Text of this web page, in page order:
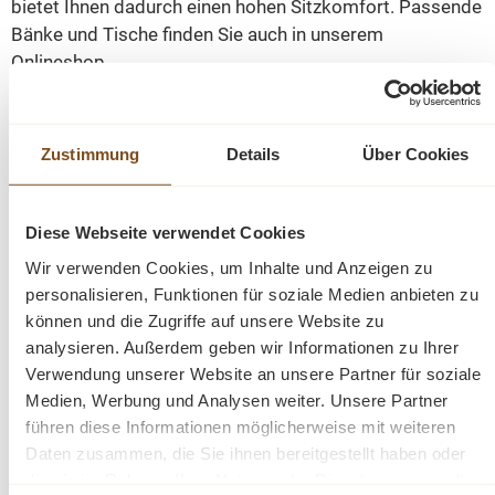
Zustimmung Details Über Cookies
Diese Webseite verwendet Cookies
Wir verwenden Cookies, um Inhalte und Anzeigen zu
personalisieren, Funktionen für soziale Medien anbieten zu
können und die Zugriffe auf unsere Website zu
analysieren. Außerdem geben wir Informationen zu Ihrer
Verwendung unserer Website an unsere Partner für soziale
Medien, Werbung und Analysen weiter. Unsere Partner
führen diese Informationen möglicherweise mit weiteren
Daten zusammen, die Sie ihnen bereitgestellt haben oder
bietet Ihnen dadurch einen hohen Sitzkomfort. Passende
Bänke und Tische finden Sie auch in unserem
Onlineshop.
Stil. Teakholz Möbel eignet sich sowohl für den Innen als
auch dem Außenbereich. Von modern bis ländlich, von
Gartenmöbeln sind sehr umfangreich. Tische und Bänke
sind in vielen Maßen erhältlich. Teakholz ist ein dichtes
Hartholz mit einem hohen, natürlichen Ölanteil und daher
von Natur aus wasserabweisend und sehr robust.
Abmessungen(H/B/T): 95/66/60 cm
1A Teakholz